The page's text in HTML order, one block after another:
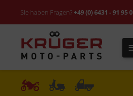
Sie haben Fragen?+49 (0) 6431 - 91 95 0